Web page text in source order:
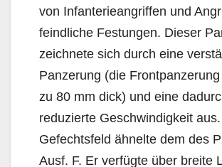
von Infanterieangriffen und
feindliche Festungen. Dieser
zeichnete sich durch eine
Panzerung (die
zu 80 mm dick) und eine
reduzierte Geschwindigkeit
Gefechtsfeld ähnelte dem des
Ausf. F. Er verfügte über breite